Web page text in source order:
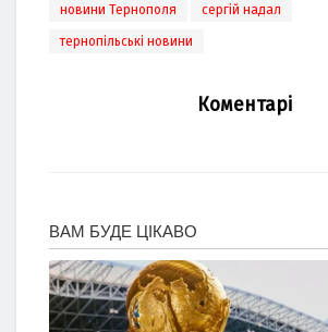
новини Тернополя сергій надал
тернопільські новини
Коментарі